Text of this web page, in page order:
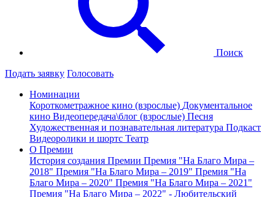
Поиск
Подать заявку Голосовать
Номинации
Короткометражное кино (взрослые) Документальное
кино Видеопередача\блог (взрослые) Песня
Художественная и познавательная литература Подкаст
Видеоролики и шортс Театр
О Премии
История создания Премии Премия "На Благо Мира –
2018" Премия "На Благо Мира – 2019" Премия "На
Благо Мира – 2020" Премия "На Благо Мира – 2021"
Премия "На Благо Мира – 2022" - Любительский